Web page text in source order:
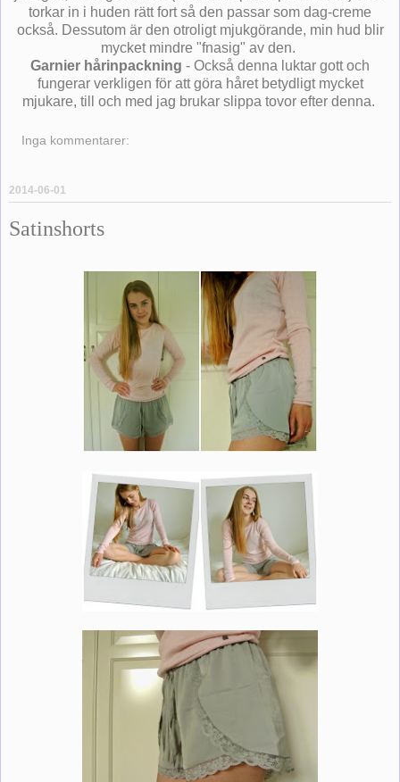
torkar in i huden rätt fort så den passar som dag-creme
också. Dessutom är den otroligt mjukgörande, min hud blir
mycket mindre "fnasig" av den.
Garnier hårinpackning - Också denna luktar gott och
fungerar verkligen för att göra håret betydligt mycket
mjukare, till och med jag brukar slippa tovor efter denna.
Inga kommentarer:
2014-06-01
Satinshorts